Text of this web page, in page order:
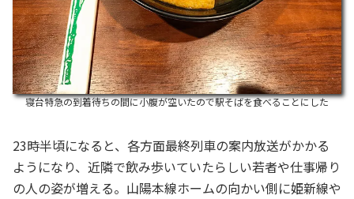
寝台特急の到着待ちの間に小腹が空いたので駅そばを食べることにした
23時半頃になると、各方面最終列車の案内放送がかかる
ようになり、近隣で飲み歩いていたらしい若者や仕事帰り
の人の姿が増える。山陽本線ホームの向かい側に姫新線や